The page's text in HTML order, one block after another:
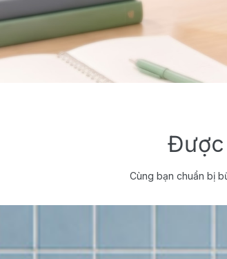
Được
Cùng bạn chuẩn bị